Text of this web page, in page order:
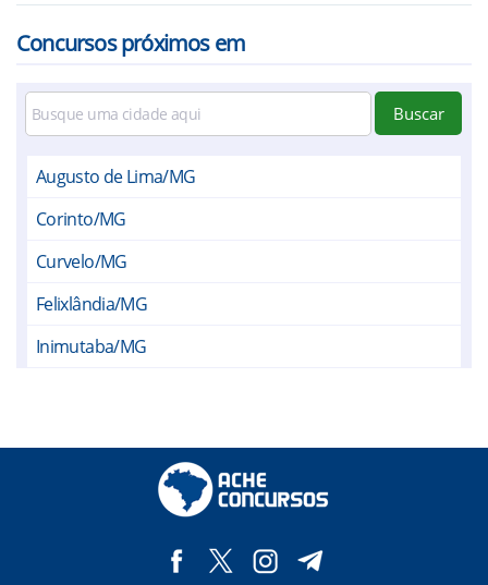
Concursos próximos em
Buscar
Augusto de Lima/MG
Corinto/MG
Curvelo/MG
Felixlândia/MG
Inimutaba/MG
Morro da Garça/MG
Presidente Juscelino/MG
Santo Hipólito/MG